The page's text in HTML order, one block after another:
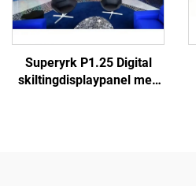
Superyrk P1.25 Digital
skiltingdisplaypanel med